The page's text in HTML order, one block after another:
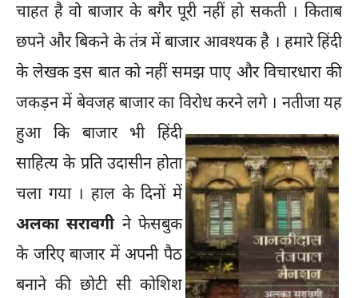
चाहत है वो बाजार के बगैर पूरी नहीं हो सकती । किताब
छपने और बिकने के तंत्र में बाजार आवश्यक है । हमारे हिंदी
के लेखक इस बात को नहीं समझ पाए और विचारधारा की
जकड़न में बेवजह बाजार का विरोध करने लगे । नतीजा यह
हुआ कि बाजार भी हिंदी
साहित्य के प्रति उदासीन होता
चला गया । हाल के दिनों में
अलका सरावगी ने फेसबुक
के जरिए बाजार में अपनी पैठ
बनाने की छोटी सी कोशिश